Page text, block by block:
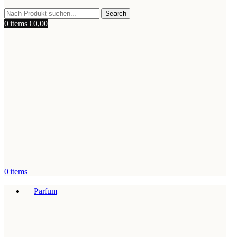
Search
0 items €0,00
0 items
Parfum